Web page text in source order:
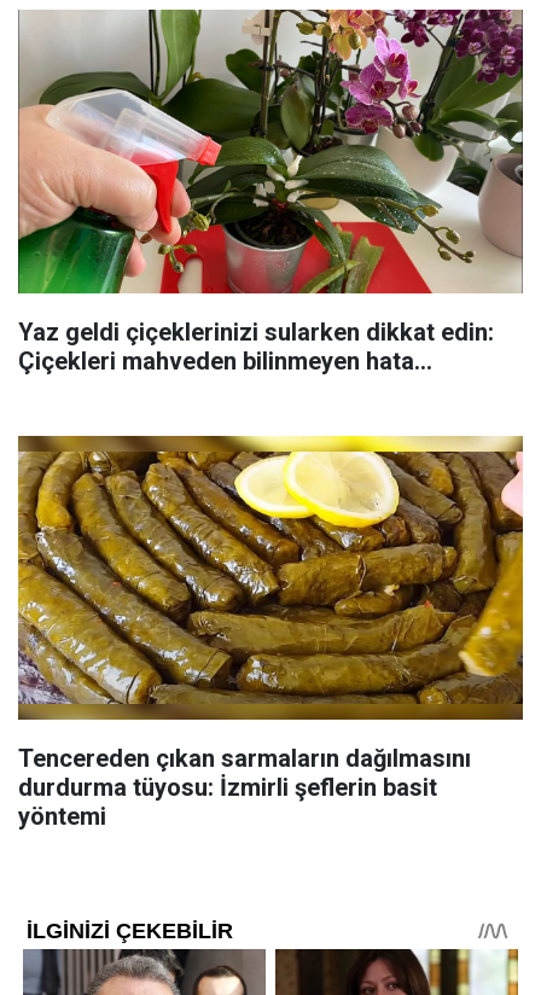
Yaz geldi çiçeklerinizi sularken dikkat edin:
Çiçekleri mahveden bilinmeyen hata...
Tencereden çıkan sarmaların dağılmasını
durdurma tüyosu: İzmirli şeflerin basit
yöntemi